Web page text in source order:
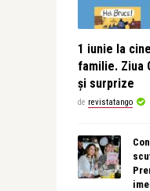
1 iunie la
familie. Ziua
și surprize
de revistatango